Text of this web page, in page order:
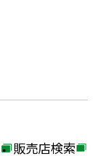
販売店検索